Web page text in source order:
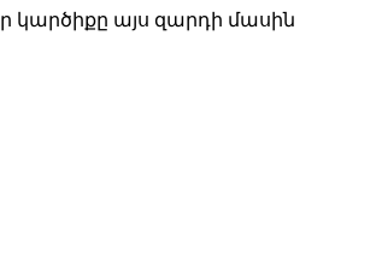
կարծիքը այս զարդի մասին